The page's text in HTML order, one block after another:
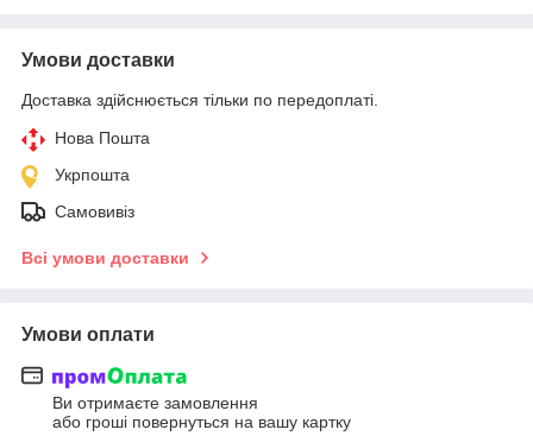
Умови доставки
Доставка здійснюється тільки по передоплаті.
Нова Пошта
Укрпошта
Самовивіз
Всі умови доставки
Умови оплати
Ви отримаєте замовлення
або гроші повернуться на вашу картку